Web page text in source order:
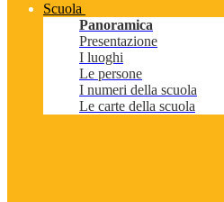
Scuola
Panoramica
Presentazione
I luoghi
Le persone
I numeri della scuola
Le carte della scuola